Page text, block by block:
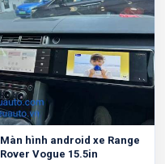
Màn hình android xe Range
Rover Vogue 15.5in